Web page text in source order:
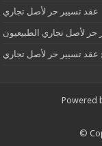
عقد تسيير حر لأصل تجاري
حر لأصل تجاري الطبيعيون
تسيير حر لأصل تجاري
Powered
©